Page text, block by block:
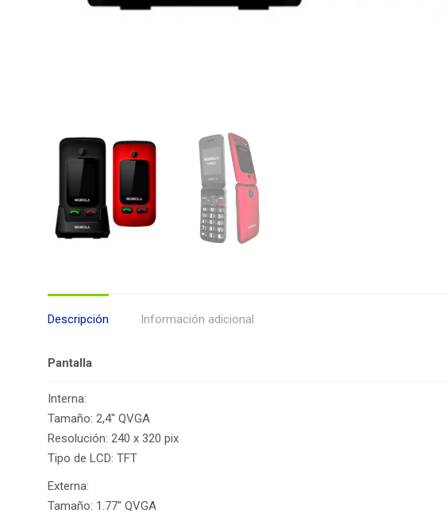
Descripción Información adicional
Pantalla
Interna:
Tamaño: 2,4″ QVGA
Resolución: 240 x 320 pix
Tipo de LCD: TFT
Externa:
Tamaño: 1.77″ QVGA